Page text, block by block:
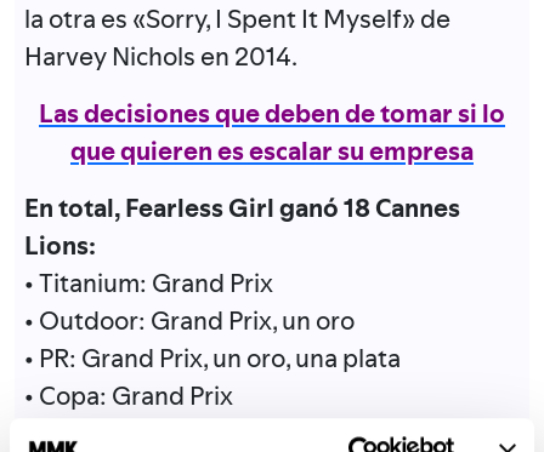
la otra es «Sorry, I Spent It Myself» de
Harvey Nichols en 2014.
Las decisiones que deben de tomar si lo
que quieren es escalar su empresa
En total, Fearless Girl ganó 18 Cannes
Lions:
• Titanium: Grand Prix
• Outdoor: Grand Prix, un oro
• PR: Grand Prix, un oro, una plata
• Copa: Grand Prix
• Promo y activación: dos oros, uno de plata